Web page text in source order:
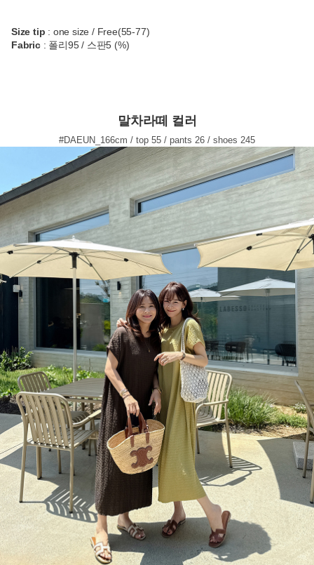
Size tip : one size / Free(55-77)
Fabric: 폴리95 / 스판5 (%)
말차라떼 컬러
#DAEUN_166cm / top 55 / pants 26 / shoes 245